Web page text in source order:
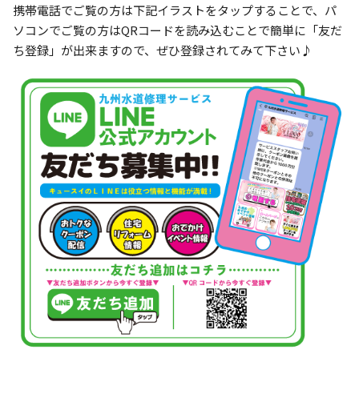
携帯電話でご覧の方は下記イラストをタップすることで、パ
ソコンでご覧の方はQRコードを読み込むことで簡単に「友だ
ち登録」が出来ますので、ぜひ登録されてみて下さい♪